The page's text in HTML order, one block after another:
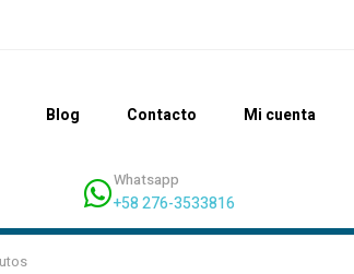
Blog Contacto Mi cuenta
Whatsapp
+58 276-3533816